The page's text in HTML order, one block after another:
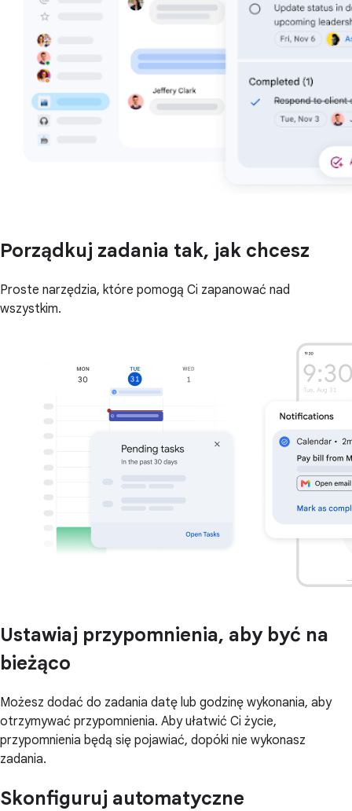
Porządkuj zadania tak, jak chcesz
Proste narzędzia, które pomogą Ci zapanować nad
wszystkim.
Ustawiaj przypomnienia, aby być na
bieżąco
Możesz dodać do zadania datę lub godzinę wykonania, aby
otrzymywać przypomnienia. Aby ułatwić Ci życie,
przypomnienia będą się pojawiać, dopóki nie wykonasz
zadania.
Skonfiguruj automatyczne